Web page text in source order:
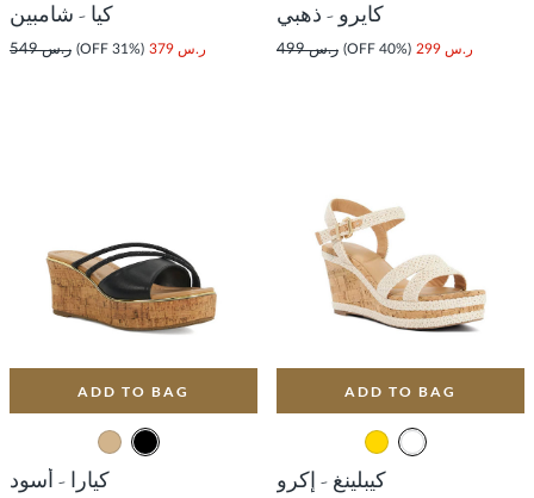
كايرو - ذهبي
ر.س 299 (40% OFF) ر.س 499
كيا - شامبين
ر.س 379 (31% OFF) ر.س 549
ADD TO BAG
كيبلينغ - إكرو
ADD TO BAG
كيارا - أسود